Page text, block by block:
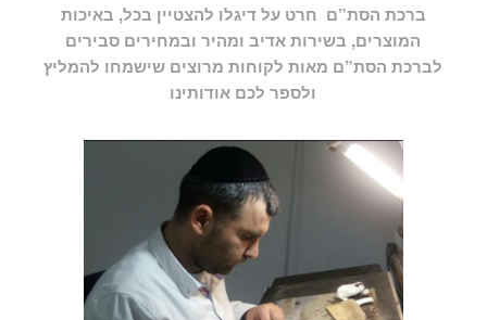
ברכת הסת”ם חרט על דיגלו להצטיין בכל, באיכות
המוצרים, בשירות אדיב ומהיר ובמחירים סבירים
לברכת הסת”ם מאות לקוחות מרוצים שישמחו להמליץ
ולספר לכם אודותינו